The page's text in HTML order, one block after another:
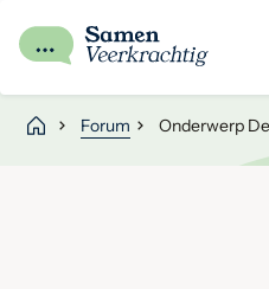
Forum Onderwerp